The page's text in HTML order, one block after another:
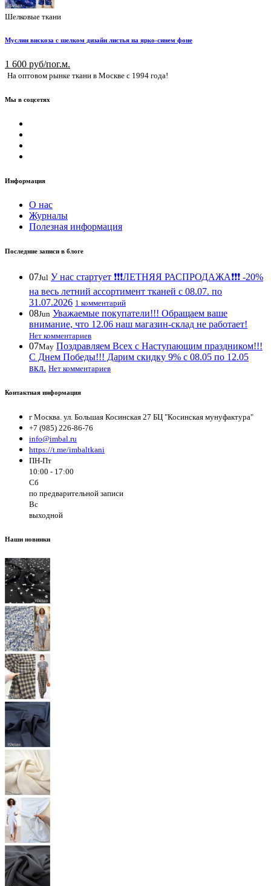
Шелковые ткани
Муслин вискоза с шелком дизайн листья на ярко-синем фоне
1 600 руб/пог.м.
На оптовом рынке ткани в Москве с 1994 года!
Мы в соцсетях
Информация
О нас
Журналы
Полезная информация
Последние записи в блоге
07Jul У нас стартует ❗️❗️❗️ЛЕТНЯЯ РАСПРОДАЖА❗️❗️❗️ -20%
на весь летний ассортимент тканей с 08.07. по
31.07.2026 1 комментарий
08Jun Уважаемые покупатели!!! Обращаем ваше
внимание, что 12.06 наш магазин-склад не работает!
Нет комментариев
07May Поздравляем Всех с Наступающим праздником!!!
С Днем Победы!!! Дарим скидку 9% с 08.05 по 12.05
вкл. Нет комментариев
Контактная информация
г Москва. ул. Большая Косинская 27 БЦ "Косинская мунуфактура"
+7 (985) 226-86-76
info@imbal.ru
https://t.me/imbaltkani
ПН-Пт
10:00 - 17:00
Сб
по предварительной записи
Вс
выходной
Наши новинки